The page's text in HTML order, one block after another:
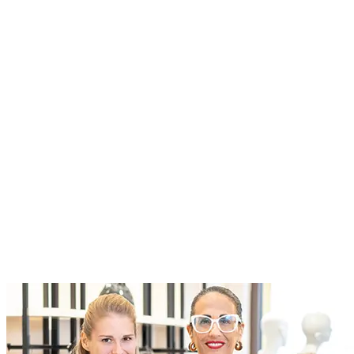
extraordinary experiences for everyone, through a dedication to
Current Roles